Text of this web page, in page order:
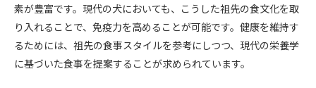
現代の愛犬に適した自然食のすすめ
自然食が犬の健康に与える恩恵
犬に適した自然食選びのポイント
素が豊富です。現代の犬においても、こうした祖先の食文化を取
り入れることで、免疫力を高めることが可能です。健康を維持す
るためには、祖先の食事スタイルを参考にしつつ、現代の栄養学
に基づいた食事を提案することが求められています。